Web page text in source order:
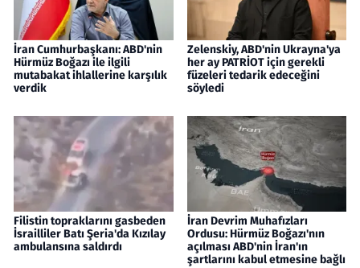
İran Cumhurbaşkanı: ABD'nin
Hürmüz Boğazı ile ilgili
mutabakat ihlallerine karşılık
verdik
Zelenskiy, ABD'nin Ukrayna'ya
her ay PATRİOT için gerekli
füzeleri tedarik edeceğini
söyledi
Filistin topraklarını gasbeden
İsrailliler Batı Şeria'da Kızılay
ambulansına saldırdı
İran Devrim Muhafızları
Ordusu: Hürmüz Boğazı'nın
açılması ABD'nin İran'ın
şartlarını kabul etmesine bağlı